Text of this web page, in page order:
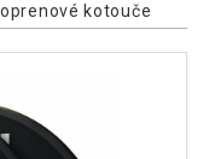
kotouče